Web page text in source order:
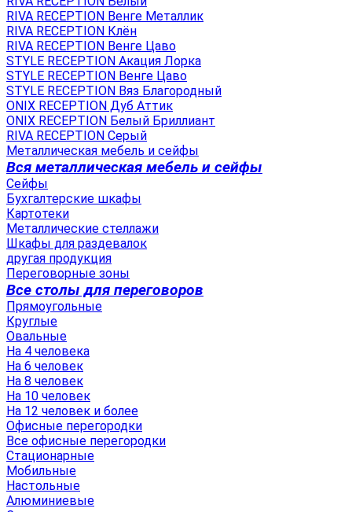
RIVA RECEPTION Венге Металлик
RIVA RECEPTION Клён
RIVA RECEPTION Венге Цаво
STYLE RECEPTION Акация Лорка
STYLE RECEPTION Венге Цаво
STYLE RECEPTION Вяз Благородный
ONIX RECEPTION Дуб Аттик
ONIX RECEPTION Белый Бриллиант
RIVA RECEPTION Серый
Металлическая мебель и сейфы
Вся металлическая мебель и сейфы
Сейфы
Бухгалтерские шкафы
Картотеки
Металлические стеллажи
Шкафы для раздевалок
другая продукция
Переговорные зоны
Все столы для переговоров
Прямоугольные
Круглые
Овальные
На 4 человека
На 6 человек
На 8 человек
На 10 человек
На 12 человек и более
Офисные перегородки
Все офисные перегородки
Стационарные
Мобильные
Настольные
Алюминиевые